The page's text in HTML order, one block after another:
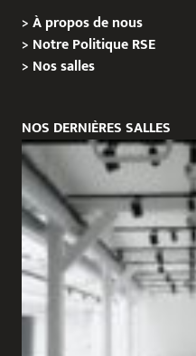
>À propos de nous
> Notre Politique RSE
> Nos salles
NOS DERNIÈRES SALLES